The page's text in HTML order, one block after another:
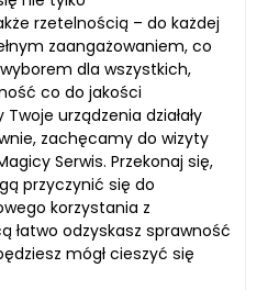
rzetelnością – do każdej
zaangażowaniem, co
dla wszystkich,
co do jakości
urządzenia działały
zachęcamy do wizyty
Serwis. Przekonaj się,
przyczynić się do
korzystania z
łatwo odzyskasz sprawność
mógł cieszyć się